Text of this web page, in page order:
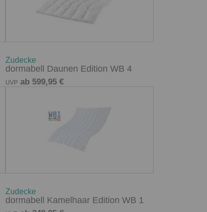
Zudecke
dormabell Daunen Edition WB 4
UVP ab 599,95 €
Zudecke
dormabell Kamelhaar Edition WB 1